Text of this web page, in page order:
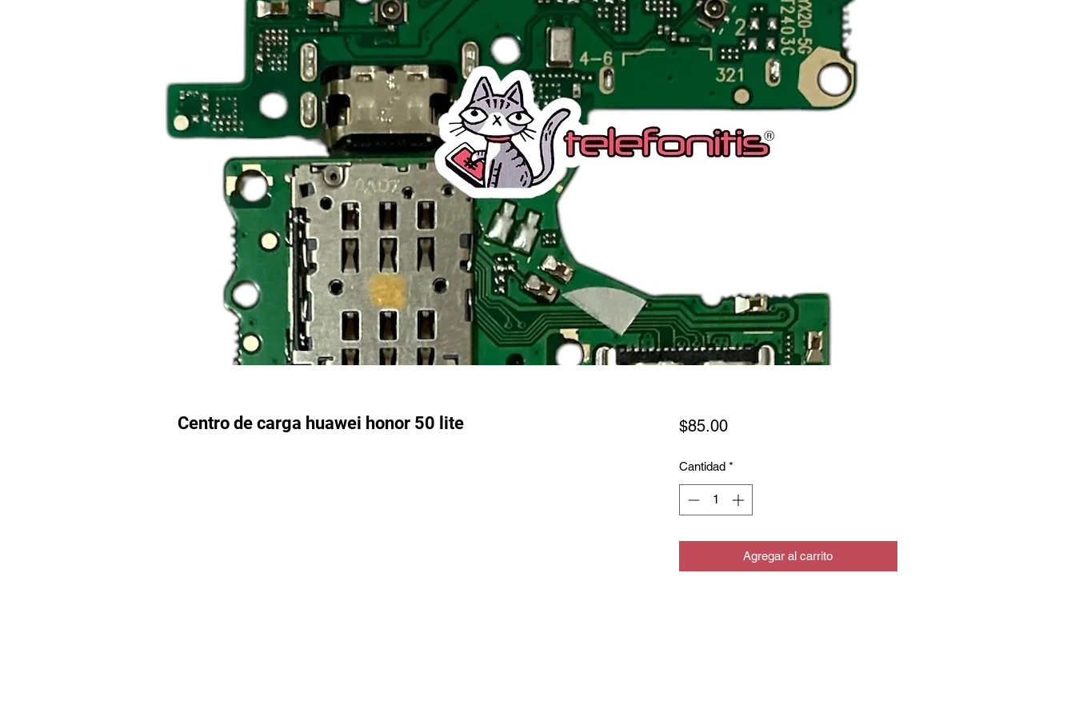
Centro de carga huawei honor 50 lite $85.00Precio
Cantidad *
Agregar al carrito